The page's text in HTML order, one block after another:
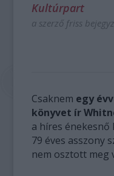
Kultúrpart
a szerző friss
Csaknem egy
könyvet ír
a híres
79 éves asszony
nem osztott meg